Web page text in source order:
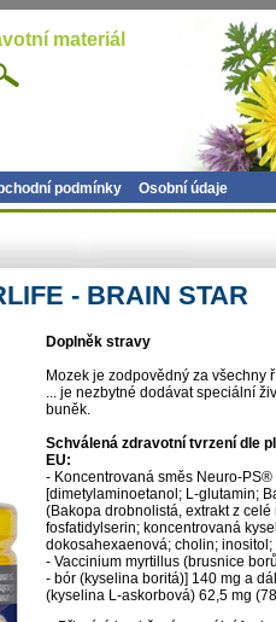
materiál
podmínky Osobní údaje
- BRAIN STAR
Doplněk stravy
Mozek je zodpovědný za všechny
... je nezbytné dodávat speciální
buněk.
Schválená zdravotní tvrzení dle
EU:
- Koncentrovaná směs Neuro-PS®
[dimetylaminoetanol; L-glutamin;
(Bakopa drobnolistá, extrakt z celé
fosfatidylserin; koncentrovaná
dokosahexaenová; cholin; inositol;
- Vaccinium myrtillus (brusnice
- bór (kyselina boritá)] 140 mg a
(kyselina L-askorbová) 62,5 mg